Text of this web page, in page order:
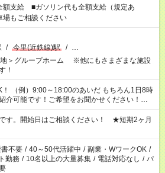
額支給 ■ガソリン代も全額支給（規定あ
もご相談ください
/ 今里(近鉄線)駅 / …
地＞グループホーム ※他にもさまざまな施設
！
（例）9:00～18:00のあいだ もちろん1日8時
介可能です！ご希望をお聞かせください！★家
が必要な場合も遠慮なくご相談ください。 ※
の勤務が必要です
す。開始日はご相談ください！ ★短期2ヶ月
書不要 / 40～50代活躍中 / 副業・WワークOK /
勤務 / 10名以上の大量募集 / 電話対応なし / パ